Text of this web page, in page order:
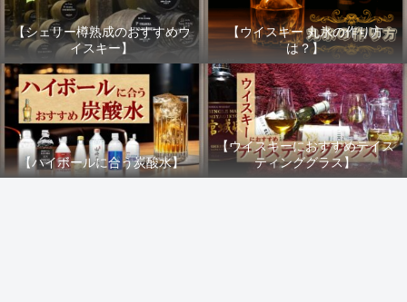
【シェリー樽熟成のおすすめウ
イスキー】
【ウイスキー 丸氷の作り方
は？】
【ハイボールに合う炭酸水】
【ウイスキーにおすすめテイス
ティンググラス】